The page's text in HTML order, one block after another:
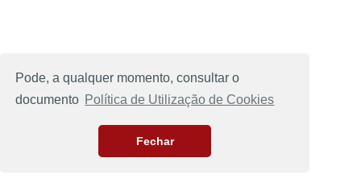
Pode, a qualquer momento, consultar o
documento Política de Utilização de Cookies
Fechar